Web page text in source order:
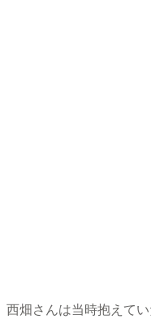
西畑さんは当時抱えて